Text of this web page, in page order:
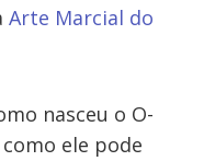
Arte Marcial do
nasceu o O-
como ele pode